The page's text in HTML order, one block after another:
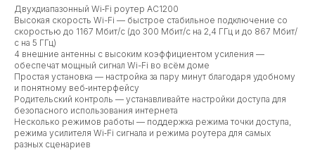
Двухдиапазонный Wi‑Fi роутер AC1200
Высокая скорость Wi-Fi — быстрое стабильное подключение со
скоростью до 1167 Мбит/с (до 300 Мбит/с на 2,4 ГГц и до 867 Мбит/
с на 5 ГГц)
4 внешние антенны с высоким коэффициентом усиления —
обеспечат мощный сигнал Wi-Fi во всём доме
Простая установка — настройка за пару минут благодаря удобному
и понятному веб‑интерфейсу
Родительский контроль — устанавливайте настройки доступа для
безопасного использования интернета
Несколько режимов работы — поддержка режима точки доступа,
режима усилителя Wi‑Fi сигнала и режима роутера для самых
разных сценариев